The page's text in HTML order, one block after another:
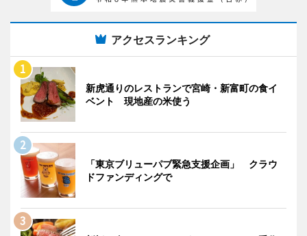
アクセスランキング
新虎通りのレストランで宮崎・新富町の食イ
ベント 現地産の米使う
「東京ブリューパブ緊急支援企画」 クラウ
ドファンディングで